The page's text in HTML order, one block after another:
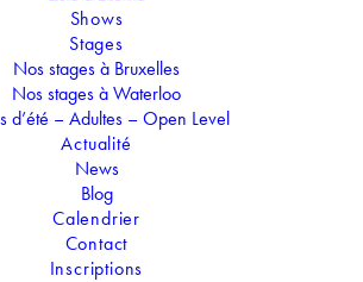
Shows
Stages
Nos stages à Bruxelles
Nos stages à Waterloo
d’été – Adultes – Open Level
Actualité
News
Blog
Calendrier
Contact
Inscriptions